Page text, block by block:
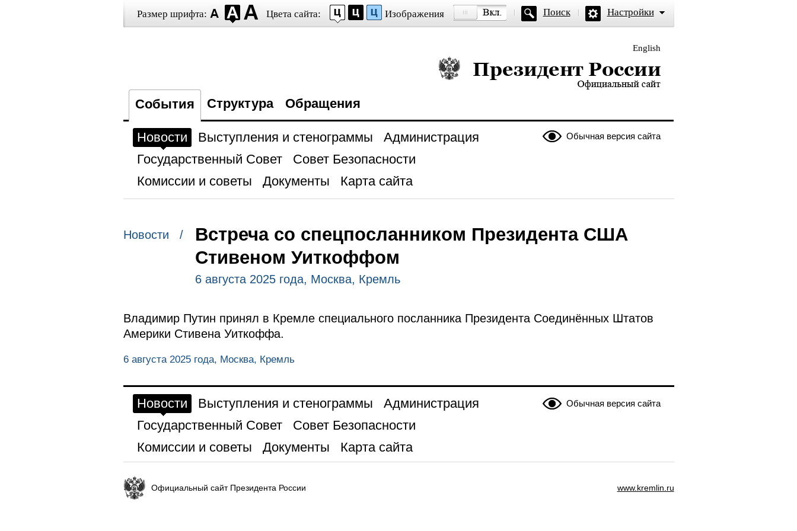
Размер шрифта: Цвета сайта: Изображения Поиск Настройки
English
Президент России — официальный сайт
События Структура Обращения
Обычная версия сайта
Новости Выступления и стенограммы
Администрация
Государственный Совет
Совет Безопасности
Комиссии и советы
Документы Карта сайта
Новости /
Встреча со спецпосланником Президента США
Стивеном Уиткоффом
6 августа 2025 года, Москва, Кремль
Владимир Путин принял в Кремле специального посланника Президента Соединённых Штатов
Америки Стивена Уиткоффа.
6 августа 2025 года, Москва, Кремль
Обычная версия сайта
Новости Выступления и стенограммы
Администрация
Государственный Совет
Совет Безопасности
Комиссии и советы
Документы Карта сайта
Официальный сайт Президента России www.kremlin.ru